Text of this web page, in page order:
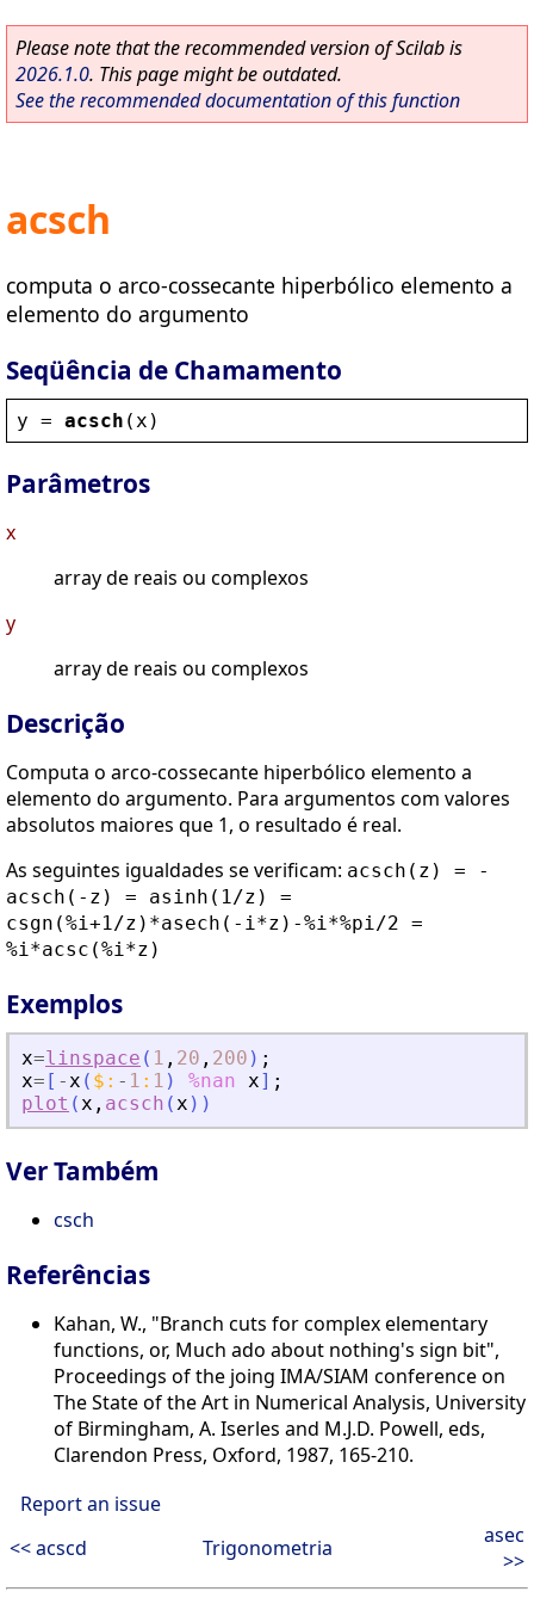
Please note that the recommended version of Scilab is
2026.1.0. This page might be outdated.
See the recommended documentation of this function
acsch
computa o arco-cossecante hiperbólico elemento a
elemento do argumento
Seqüência de Chamamento
y = acsch ( x )
Parâmetros
x
array de reais ou complexos
y
array de reais ou complexos
Descrição
Computa o arco-cossecante hiperbólico elemento a
elemento do argumento. Para argumentos com valores
absolutos maiores que 1, o resultado é real.
As seguintes igualdades se verificam: acsch(z) = -
acsch(-z) = asinh(1/z) =
csgn(%i+1/z)*asech(-i*z)-%i*%pi/2 =
%i*acsc(%i*z)
Exemplos
x=linspace ( 1 , 20 , 200 ) ;
x= [ -x ( $ : - 1 : 1 ) %nan x] ;
plot (x , acsch (x ) )
Ver Também
csch
Referências
Kahan, W., "Branch cuts for complex elementary
functions, or, Much ado about nothing's sign bit",
Proceedings of the joing IMA/SIAM conference on
The State of the Art in Numerical Analysis, University
of Birmingham, A. Iserles and M.J.D. Powell, eds,
Clarendon Press, Oxford, 1987, 165-210.
Report an issue
<< acscd
Trigonometria
asec
>>